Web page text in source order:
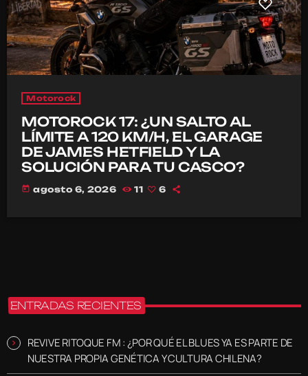
Motorock
MOTOROCK 17: ¿UN SALTO AL
LÍMITE A 120 KM/H, EL GARAGE
DE JAMES HETFIELD Y LA
SOLUCIÓN PARA TU CASCO?
today agosto 6, 2026 11 6
ENTRADAS RECIENTES
REVIVE RITOQUE FM : ¿POR QUÉ EL BLUES YA ES PARTE DE
NUESTRA PROPIA GENÉTICA Y CULTURA CHILENA?